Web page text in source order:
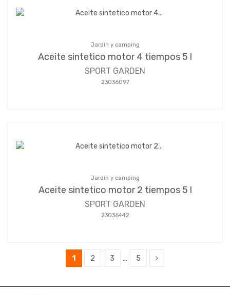
Jardín y camping
Aceite sintetico motor 4 tiempos 5 l
SPORT GARDEN
23036097
Jardín y camping
Aceite sintetico motor 2 tiempos 5 l
SPORT GARDEN
23036442
1 2 3 … 5